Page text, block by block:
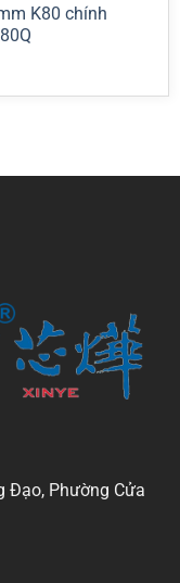
K80 chính
Đạo, Phường Cửa